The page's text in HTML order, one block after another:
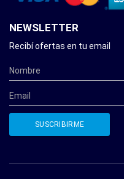
NEWSLETTER
Recibí ofertas en tu email